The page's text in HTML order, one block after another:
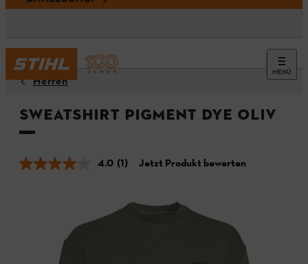
MENÜ
Herren
Sweatshirt PIGMENT DYE OLIV
4.0 (1) Jetzt Produkt bewerten